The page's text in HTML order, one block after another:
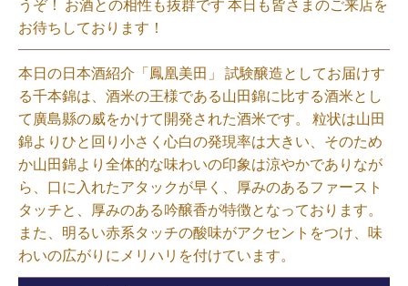
うぞ！ お酒との相性も抜群です 本日も皆さまのご来店を
お待ちしております！⁡
本日の日本酒紹介「鳳凰美田」 試験醸造としてお届けす
る千本錦は、酒米の王様である山田錦に比する酒米とし
て廣島縣の威をかけて開発された酒米です。 粒状は山田
錦よりひと回り小さく心白の発現率は大きい、そのため
か山田錦より全体的な味わいの印象は涼やかでありなが
ら、口に入れたアタックが早く、厚みのあるファースト
タッチと、厚みのある吟醸香が特徴となっております。
また、明るい赤系タッチの酸味がアクセントをつけ、味
わいの広がりにメリハリを付けています。⁡